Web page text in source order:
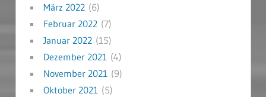
März 2022(6)
Februar 2022(7)
Januar 2022(15)
Dezember 2021(4)
November 2021(9)
Oktober 2021(5)